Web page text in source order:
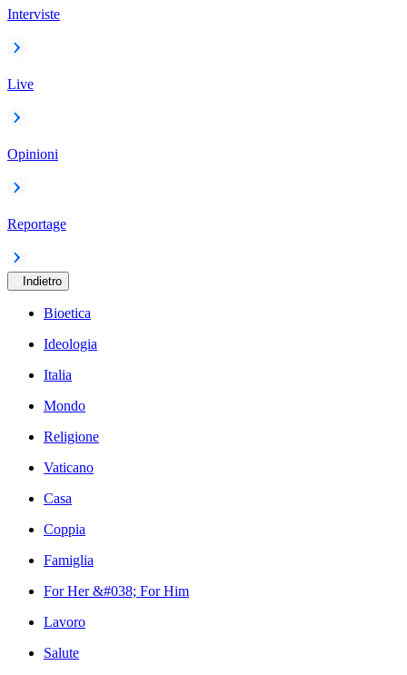
Interviste
Live
Opinioni
Reportage
Indietro
Bioetica
Ideologia
Italia
Mondo
Religione
Vaticano
Casa
Coppia
Famiglia
For Her &#038; For Him
Lavoro
Salute